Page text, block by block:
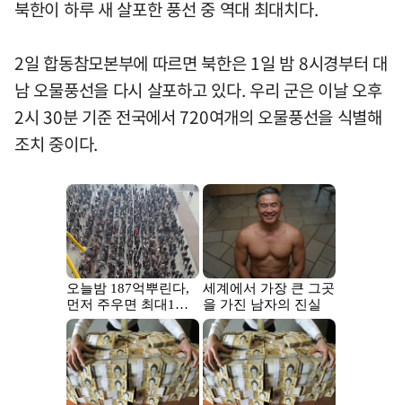
북한이 하루 새 살포한 풍선 중 역대 최대치다.
2일 합동참모본부에 따르면 북한은 1일 밤 8시경부터 대
남 오물풍선을 다시 살포하고 있다. 우리 군은 이날 오후
2시 30분 기준 전국에서 720여개의 오물풍선을 식별해
조치 중이다.